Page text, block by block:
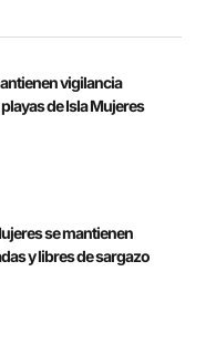
vigilancia
de Isla Mujeres
se mantienen
y libres de sargazo